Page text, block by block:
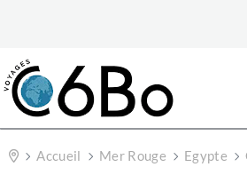
Accueil Mer Rouge Egypte